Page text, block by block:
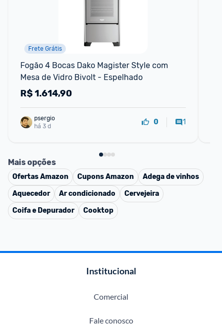
Frete Grátis
Fogão 4 Bocas Dako Magister Style com
Mesa de Vidro Bivolt - Espelhado
R$1.614,90
psergio
há 3 d
0 1
Mais opções
OfertasAmazon CuponsAmazon
Adega de vinhos
Aquecedor
Ar condicionado
Cervejeira
Coifa e Depurador
Cooktop
Institucional
Comercial
Fale conosco